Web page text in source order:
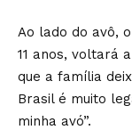
Ao lado do avô,
11 anos, voltará
que a família
Brasil é muito
minha avó”.